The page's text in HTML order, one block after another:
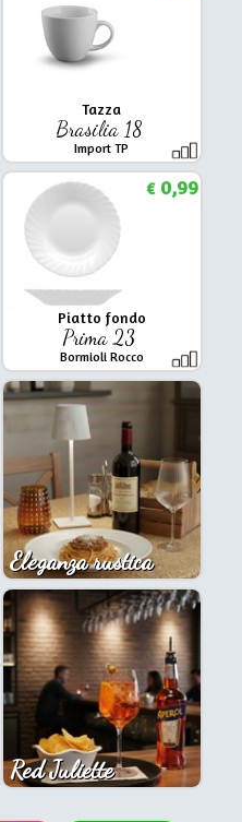
Tazza
Brasilia 18
Import TP
Piatto fondo
Prima 23
Bormioli Rocco
€0,99
Eleganza rustica
Red Juliette